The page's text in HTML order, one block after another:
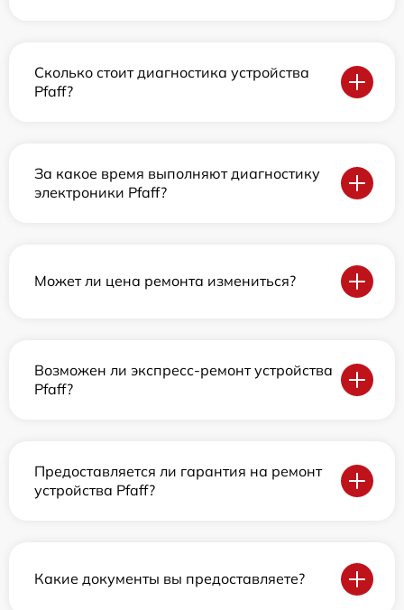
Сколько стоит диагностика устройства
Pfaff?
За какое время выполняют диагностику
электроники Pfaff?
Может ли цена ремонта измениться?
Возможен ли экспресс-ремонт устройства
Pfaff?
Предоставляется ли гарантия на ремонт
устройства Pfaff?
Какие документы вы предоставляете?